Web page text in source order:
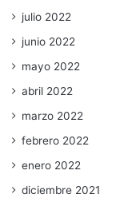
julio 2022
junio 2022
mayo 2022
abril 2022
marzo 2022
febrero 2022
enero 2022
diciembre 2021